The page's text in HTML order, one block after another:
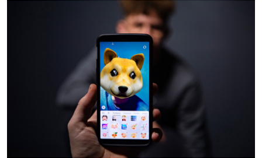
们维持高票价。以纽约—伦敦航线为例，不久前还存
在六七家航空公司争抢客户，并且经常爆发价格战的
情况。如今这条航线基本上被三家大型联营企业所瓜
分：英国航空—美国航空、达美航空—维珍航空，以
及联合大陆航空公司（United Continental）。如果你
想要前往某个目的地，你会发现这三家航空公司的机
票基本相同。而且任何一位经常乘坐航班的人都知
道，现在它们的机票价格总是比以前更高。